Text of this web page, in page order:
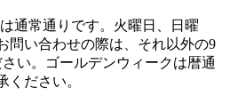
通常通りです。火曜日、日曜
問い合わせの際は、それ以外の9
い。ゴールデンウィークは暦通
ください。